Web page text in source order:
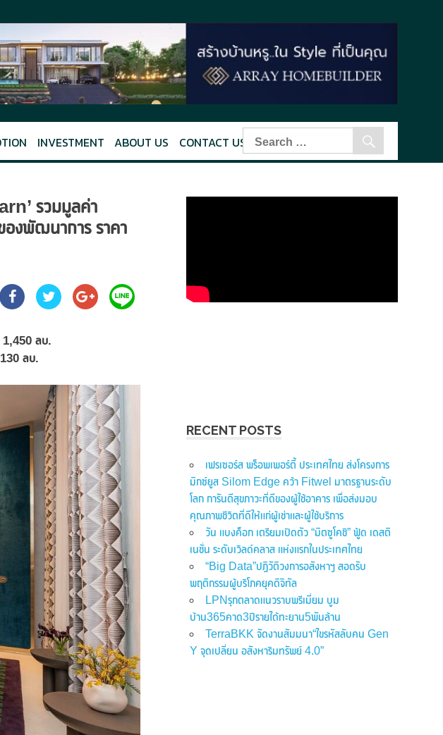
INVESTMENT ABOUT US CONTACT US
รวมมูลค่า
งพัฒนาการ ราคา
1,450 ลบ.
ลบ.
RECENT POSTS
เฟรเซอร์ส พร็อพเพอร์ตี้ ประเทศไทย ส่งโครงการ
มิกซ์ยูส Silom Edge คว้า Fitwel มาตรฐานระดับ
โลก การันตีสุขภาวะที่ดีของผู้ใช้อาคาร เพื่อส่งมอบ
คุณภาพชีวิตที่ดีให้แก่ผู้เช่าและผู้ใช้บริการ
วัน แบงค็อก เตรียมเปิดตัว “มิตซูโคชิ” ฟู้ด เดสติ
เนชั่น ระดับเวิลด์คลาส แห่งแรกในประเทศไทย
“Big Data”ปฏิวัติวงการอสังหาฯ สอดรับ
พฤติกรรมผู้บริโภคยุคดิจิทัล
LPNรุกตลาดแนวราบพรีเมี่ยม บูม
บ้าน365คาด3ปีรายได้ทะยาน5พันล้าน
TerraBKK จัดงานสัมมนา“ไขรหัสลับคน Gen
Y จุดเปลี่ยน อสังหาริมทรัพย์ 4.0”